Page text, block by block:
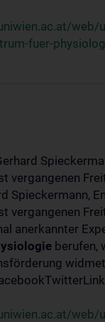
fuer-
vergangenen
Spieckermann,
vergangenen
anerkannter
berufen,
web/